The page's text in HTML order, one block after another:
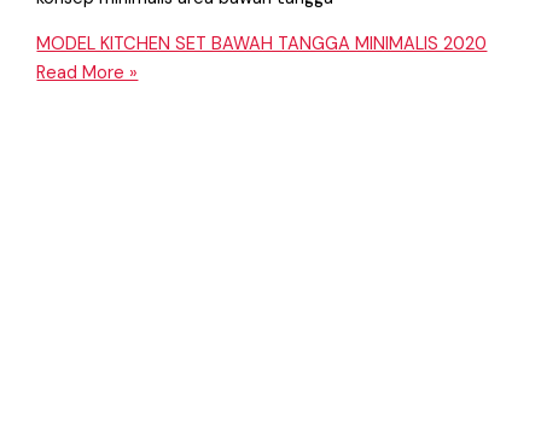
MODEL KITCHEN SET BAWAH TANGGA MINIMALIS 2020
Read More »